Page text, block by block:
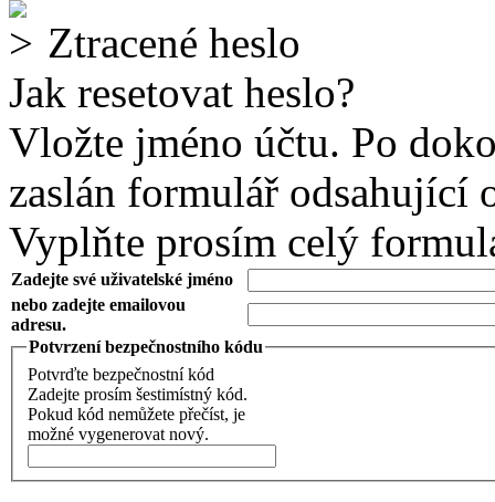
Ztracené heslo
Jak resetovat heslo?
Vložte jméno účtu. Po
zaslán formulář odsahující
Vyplňte prosím celý
Zadejte své uživatelské jméno
nebo zadejte emailovou
adresu.
Potvrzení bezpečnostního kódu
Potvrďte bezpečnostní kód
Zadejte prosím šestimístný kód.
Pokud kód nemůžete přečíst, je
možné vygenerovat nový.